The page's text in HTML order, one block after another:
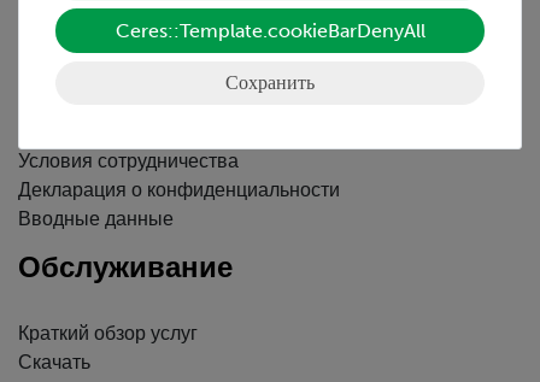
Условия сотрудничества
Декларация о конфиденциальности
Вводные данные
Обслуживание
Краткий обзор услуг
Скачать
Ceres::Template.cookieBarDenyAll
Сохранить